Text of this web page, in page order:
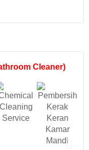
Cleaner)